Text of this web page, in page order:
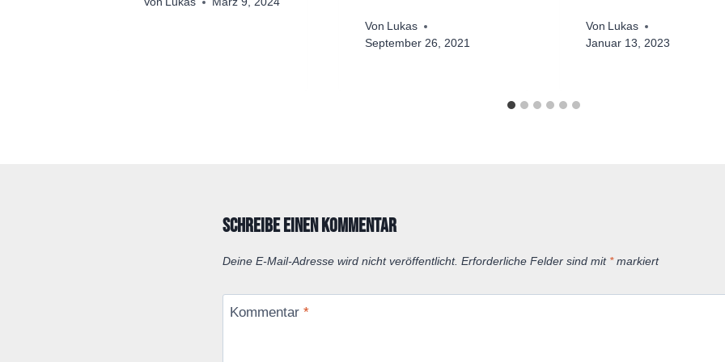
Von Lukas
September 26, 2021
Von Lukas
Januar 13, 2023
Schreibe einen Kommentar
Deine E-Mail-Adresse wird nicht veröffentlicht. Erforderliche Felder sind mit *markiert
Kommentar *